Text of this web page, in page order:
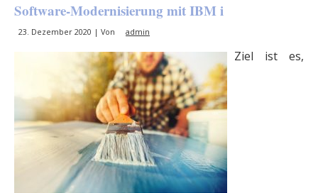
Software-Modernisierung mit IBM i
23. Dezember 2020 | Von admin
Ziel ist es,